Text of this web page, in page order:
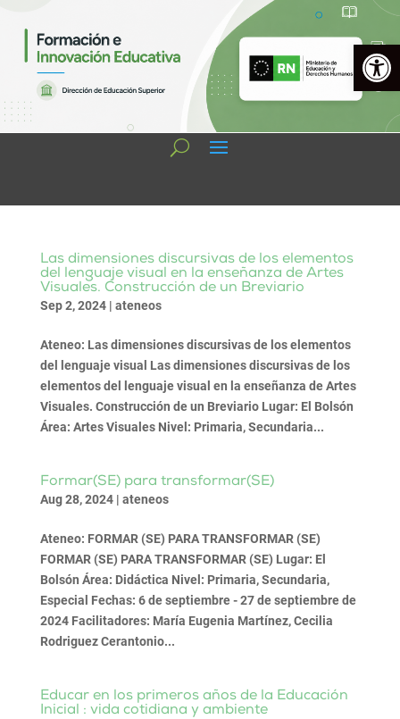
Las dimensiones discursivas de los elementos
del lenguaje visual en la enseñanza de Artes
Visuales. Construcción de un Breviario
Sep 2, 2024| ateneos
Ateneo: Las dimensiones discursivas de los elementos
del lenguaje visual Las dimensiones discursivas de los
elementos del lenguaje visual en la enseñanza de Artes
Visuales. Construcción de un Breviario Lugar: El Bolsón
Área: Artes Visuales Nivel: Primaria, Secundaria...
Formar(SE) para transformar(SE)
Aug 28, 2024| ateneos
Ateneo: FORMAR (SE) PARA TRANSFORMAR (SE)
FORMAR (SE) PARA TRANSFORMAR (SE) Lugar: El
Bolsón Área: Didáctica Nivel: Primaria, Secundaria,
Especial Fechas: 6 de septiembre - 27 de septiembre de
2024 Facilitadores: María Eugenia Martínez, Cecilia
Rodriguez Cerantonio...
Educar en los primeros años de la Educación
Inicial : vida cotidiana y ambiente